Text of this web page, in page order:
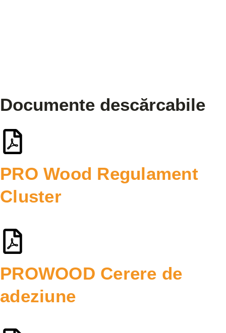
Documente descărcabile
PRO Wood Regulament
Cluster
PROWOOD Cerere de
adeziune